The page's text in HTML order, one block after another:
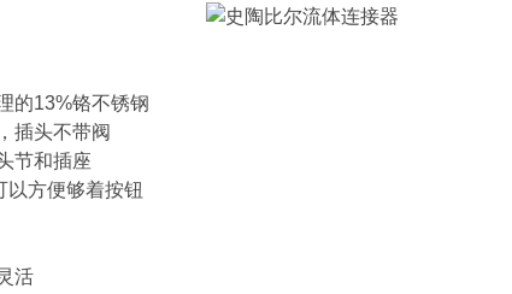
的13%铬不锈钢
插头不带阀
节和插座
方便够着按钮
活